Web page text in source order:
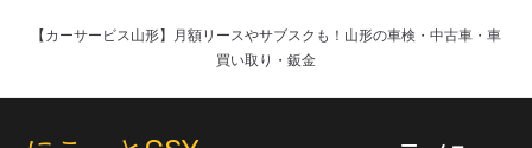
ン
【カーサービス山形】月額リースやサブスクも！山形の車検・中古車・車
買い取り・鈑金